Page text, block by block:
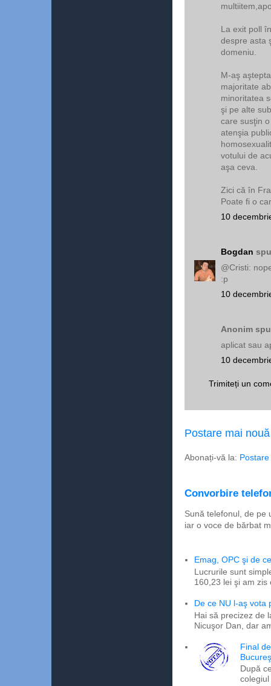
La exit poll
despre asta
domeniu.
M-aş
majoritate
minoritatea
şi pe alte
care susţin
atenşia
votului de
aşa ceva.
Zici că în
Poate fi o
10
Bogdan
@Cristi:
:p
10
Anonim
aplicat sau
10
Trimiteți un
Postare mai nouă
Abonați-vă la:
Convorbire
Sună telefonul, de pe
iar o voce de bărbat
Emag, OPC şi de
Lucrurile sunt
160,23 lei şi am
De ce NU l-aş vota
Hai să precizez de
Nicuşor Dan, dar
Final
După